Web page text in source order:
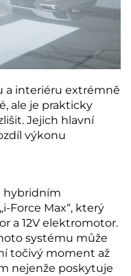
a interiéru extrémně
ale je prakticky
Jejich hlavní
výkonu
hybridním
Force Max“, který
a 12V elektromotor.
systému může
točivý moment až
nejenže poskytuje